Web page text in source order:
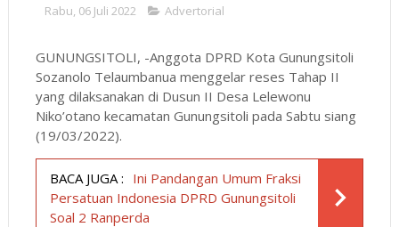
Rabu, 06 Juli 2022 Advertorial
GUNUNGSITOLI, -Anggota DPRD Kota Gunungsitoli
Sozanolo Telaumbanua menggelar reses Tahap II
yang dilaksanakan di Dusun II Desa Lelewonu
Niko’otano kecamatan Gunungsitoli pada Sabtu siang
(19/03/2022).
BACA JUGA : Ini Pandangan Umum Fraksi
Persatuan Indonesia DPRD Gunungsitoli
Soal 2 Ranperda